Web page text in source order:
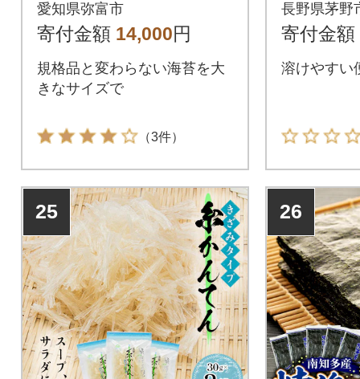
袋)
愛知県弥富市
寄付金額 14,000円
規格品と変わらない海苔を大
きなサイズで
（3件）
長野県茅野
寄付金額
溶けやすい
25 26